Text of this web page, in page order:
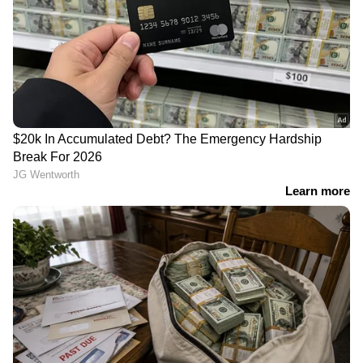
ഓണത്തിന് യാത്രാ
ബെംഗളുരുവിൽ നിന്ന്
നാട്ടിലേക്ക് ടിക്കറ്റില്ല,
സ്പെഷ്യൽ ട്രെയിനുകൾ
പേരിനു മാത്രം
സംശയം; ചോദ്യം
ചെയ്തപ്പോൾ പുറത്തായത്
ജ്വല്ലറി കൊള്ളയുടെ
പദ്ധതി, വടക്കഞ്ചേരിയിൽ
മൂന്ന് പേർ പിടിയിൽ